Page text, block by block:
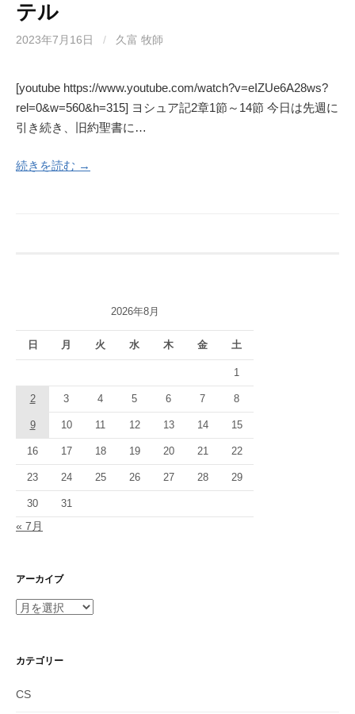
テル
2023年7月16日 / 久富 牧師
[youtube https://www.youtube.com/watch?v=eIZUe6A28ws?
rel=0&w=560&h=315] ヨシュア記2章1節～14節 今日は先週に
引き続き、旧約聖書に…
続きを読む →
2026年8月
日 月 火 水 木 金 土
1
2 3 4 5 6 7 8
9 10 11 12 13 14 15
16 17 18 19 20 21 22
23 24 25 26 27 28 29
30 31
« 7月
アーカイブ
ア
イ
カテゴリー
CS